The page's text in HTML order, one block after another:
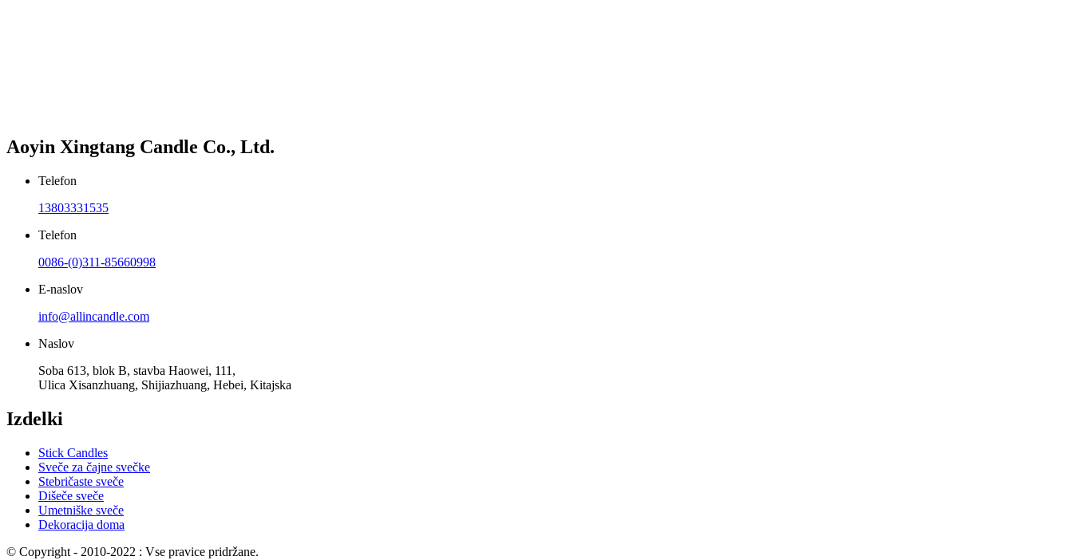
Aoyin Xingtang Candle Co., Ltd.
Telefon
13803331535
Telefon
0086-(0)311-85660998
E-naslov
info@allincandle.com
Naslov
Soba 613, blok B, stavba Haowei, 111,
Ulica Xisanzhuang, Shijiazhuang, Hebei, Kitajska
Izdelki
Stick Candles
Sveče za čajne svečke
Stebričaste sveče
Dišeče sveče
Umetniške sveče
Dekoracija doma
© Copyright - 2010-2022 : Vse pravice pridržane.